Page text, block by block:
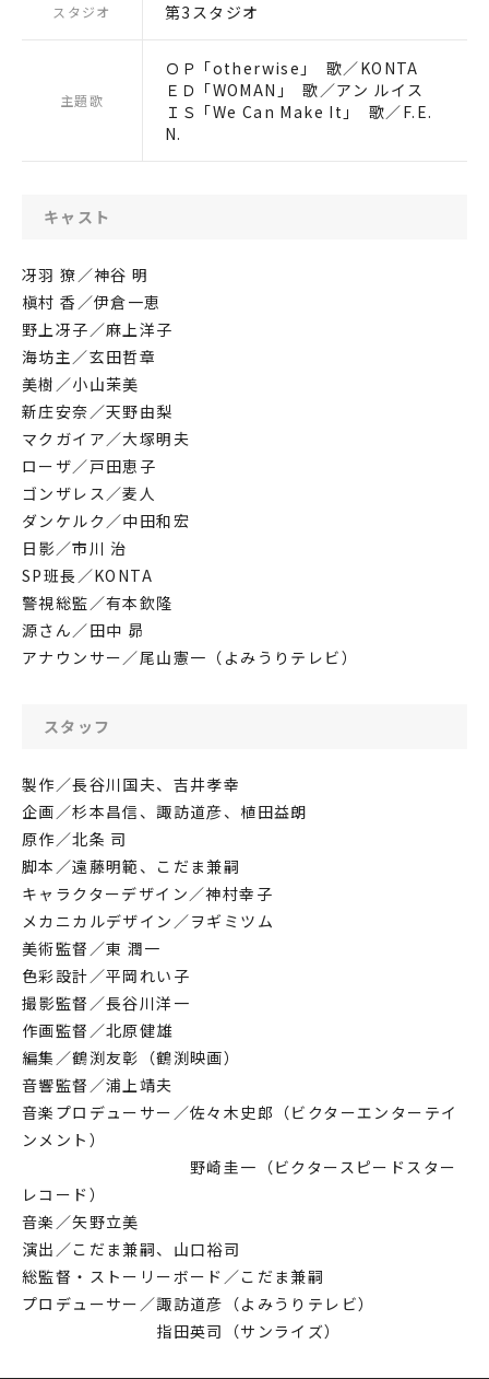
スタジオ 第3スタジオ
主題歌
ＯＰ ｢otherwise｣ 歌／KONTA
ＥＤ ｢WOMAN｣ 歌／アン ルイス
ＩＳ ｢We Can Make It｣ 歌／F.E.
N.
キャスト
冴羽 獠／神谷 明
槇村 香／伊倉一恵
野上冴子／麻上洋子
海坊主／玄田哲章
美樹／小山茉美
新庄安奈／天野由梨
マクガイア／大塚明夫
ローザ／戸田恵子
ゴンザレス／麦人
ダンケルク／中田和宏
日影／市川 治
SP班長／KONTA
警視総監／有本欽隆
源さん／田中 昴
アナウンサー／尾山憲一（よみうりテレビ）
スタッフ
製作／長谷川国夫、吉井孝幸
企画／杉本昌信、諏訪道彦、植田益朗
原作／北条 司
脚本／遠藤明範、こだま兼嗣
キャラクターデザイン／神村幸子
メカニカルデザイン／ヲギミツム
美術監督／東 潤一
色彩設計／平岡れい子
撮影監督／長谷川洋一
作画監督／北原健雄
編集／鶴渕友彰（鶴渕映画）
音響監督／浦上靖夫
音楽プロデューサー／佐々木史郎（ビクターエンターテイ
ンメント）
野崎圭一（ビクタースピードスター
レコード）
音楽／矢野立美
演出／こだま兼嗣、山口裕司
総監督・ストーリーボード／こだま兼嗣
プロデューサー／諏訪道彦（よみうりテレビ）
指田英司（サンライズ）